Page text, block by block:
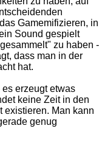
Gamemifizieren, in
Sound gespielt
zu haben -
dass man in der
hat.
es erzeugt etwas
keine Zeit in den
existieren. Man kann
genug